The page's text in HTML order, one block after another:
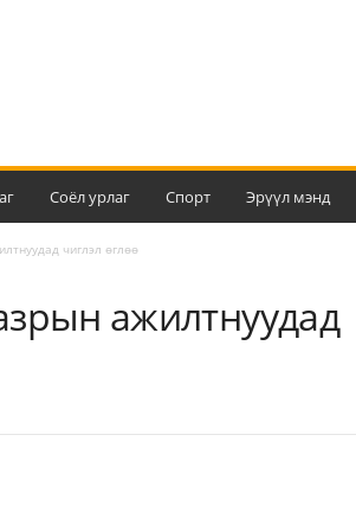
Соёл урлаг Спорт Эрүүл мэнд
чиглэл өглөө
ажилтнуудад